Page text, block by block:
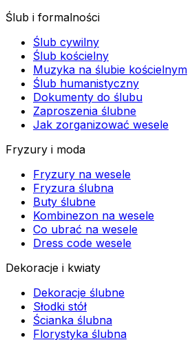
Ślub i formalności
Ślub cywilny
Ślub kościelny
Muzyka na ślubie kościelnym
Ślub humanistyczny
Dokumenty do ślubu
Zaproszenia ślubne
Jak zorganizować wesele
Fryzury i moda
Fryzury na wesele
Fryzura ślubna
Buty ślubne
Kombinezon na wesele
Co ubrać na wesele
Dress code wesele
Dekoracje i kwiaty
Dekoracje ślubne
Słodki stół
Ścianka ślubna
Florystyka ślubna